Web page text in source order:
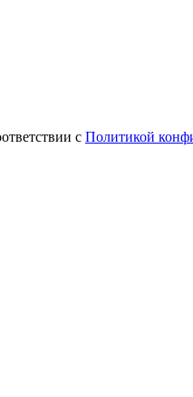
с Политикой